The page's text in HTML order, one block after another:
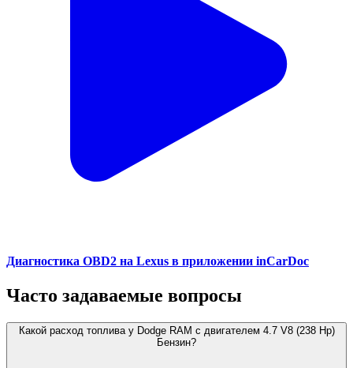
Диагностика OBD2 на Lexus в приложении inCarDoc
Часто задаваемые вопросы
Какой расход топлива у Dodge RAM с двигателем 4.7 V8 (238 Hp)
Бензин?